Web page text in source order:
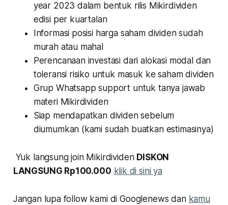
year 2023 dalam bentuk rilis Mikirdividen
edisi per kuartalan
Informasi posisi harga saham dividen sudah
murah atau mahal
Perencanaan investasi dari alokasi modal dan
toleransi risiko untuk masuk ke saham dividen
Grup Whatsapp support untuk tanya jawab
materi Mikirdividen
Siap mendapatkan dividen sebelum
diumumkan (kami sudah buatkan estimasinya)
Yuk langsung join Mikirdividen DISKON
LANGSUNG Rp100.000 klik di sini ya
Jangan lupa follow kami di Googlenews dan kamu